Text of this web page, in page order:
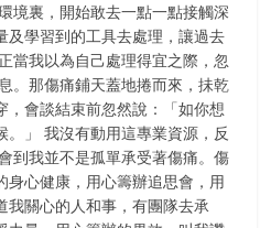
境裏，開始敢去一點一點接觸深
及學習到的工具去處理，讓過去
當我以為自己處理得宜之際，忽
。那傷痛鋪天蓋地捲而來，抺乾
，會談結束前忽然說：「如你想
。」 我沒有動用這專業資源，反
到我並不是孤單承受著傷痛。傷
身心健康，用心籌辦追思會，用
我關心的人和事，有團隊去承